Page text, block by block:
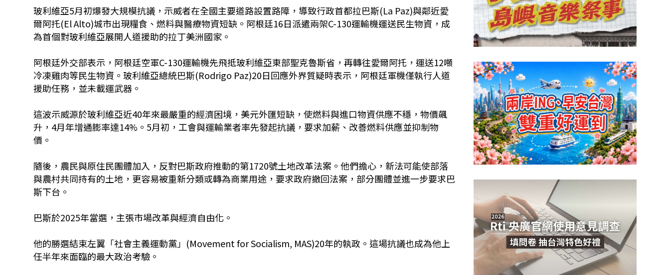
玻利維亞5月初爆發大規模抗議，示威者在全國主要道路設置路障，導致行政首都拉巴斯(La Paz)與鄰近愛
爾阿托(El Alto)城市出現糧食、燃料與醫療物資短缺。阿根廷16日派遣兩架C-130運輸機運送民生物資，成
為首個對玻利維亞展開人道援助的拉丁美洲國家。
阿根廷外交部表示，阿根廷空軍C-130運輸機先飛抵玻利維亞東部聖克魯斯省，再轉往愛爾阿托，運送12噸
冷凍雞肉等民生物資。玻利維亞總統巴斯(Rodrigo Paz)20日回應外界質疑時表示，阿根廷軍機僅執行人道
援助任務，並未載運武器。
這波示威源於玻利維亞近40年來最嚴重的經濟困境，美元外匯短缺，使燃料與進口物資供應不穩，物價飆
升，4月年增通膨率達14%。5月初，工會與運輸業者率先發起抗議，要求加薪、改善燃料供應並抑制物
價。
隨後，農民與原住民團體加入，反對巴斯政府推動的第1720號土地改革法案。他們擔心，新法可能使部落
與農村共同持有的土地，更容易被重新分類或轉為商業用途，要求政府撤回法案，部分團體並進一步要求巴
斯下台。
巴斯於2025年當選，主張市場改革與經濟自由化。
他的勝選結束左翼「社會主義運動黨」(Movement for Socialism, MAS)20年的執政。這場抗議也成為他上
任半年來面臨的最大政治考驗。